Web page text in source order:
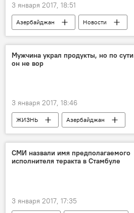
3 января 2017, 18:51
Азербайджан
Новости
Новости мира
Теракт в ночном клубе в Стамбуле
Мужчина украл продукты, но по сути
он не вор
3 января 2017, 18:46
ЖИЗНЬ
Азербайджан
Происшествия
АНАЛИТИКА
Новости
Шамсаддин Алиев
Ахмед Ширинов
Кризис
СМИ назвали имя предполагаемого
исполнителя теракта в Стамбуле
3 января 2017, 17:35